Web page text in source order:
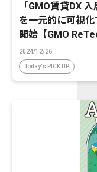
「GMO賃貸DX
を一元的に可視
開始【GMO
2024/12/26
Today's PICK UP